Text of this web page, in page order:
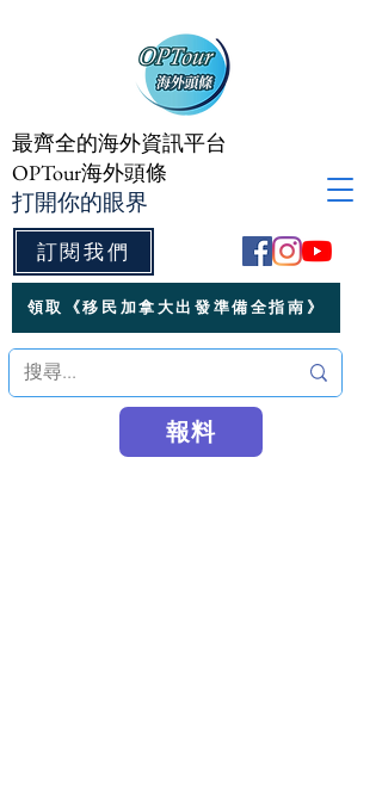
訂閱我們
最齊全的海外資訊平台
OPTour海外頭條
打開你的眼界
領取《移民加拿大出發準備全指南》
報料